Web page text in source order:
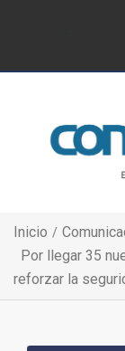
Inicio
Por llegar 35
reforzar la